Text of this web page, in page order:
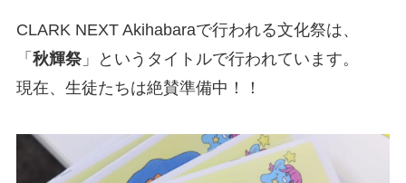
CLARK NEXT Akihabaraで行われる文化祭は、
「 秋輝祭」というタイトルで行われています。
現在、生徒たちは絶賛準備中！！